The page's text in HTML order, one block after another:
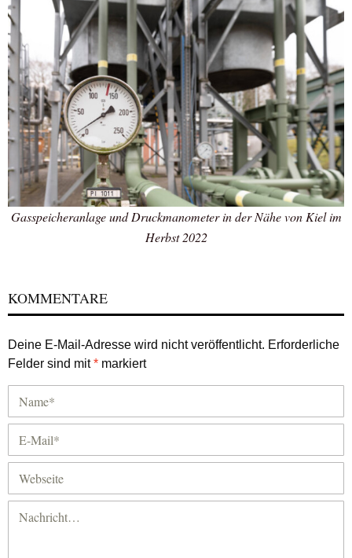
Gasspeicheranlage und Druckmanometer in der Nähe von Kiel im
Herbst 2022
KOMMENTARE
Deine E-Mail-Adresse wird nicht veröffentlicht. Erforderliche
Felder sind mit* markiert